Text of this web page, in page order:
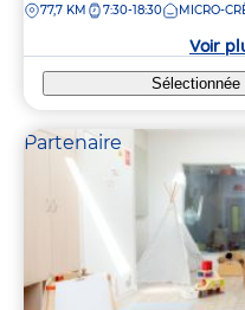
la
DISTANCE
77,7 KM 7:30-18:30 MICRO-
Voir
Sélectionnée
Partenaire